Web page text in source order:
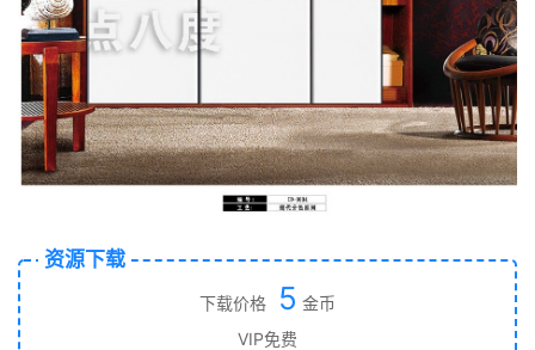
资源下载
下载价格 5 金币
VIP免费